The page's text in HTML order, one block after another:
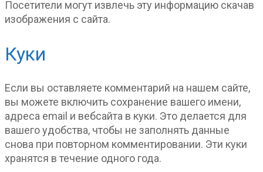
Посетители могут извлечь эту информацию скачав
изображения с сайта.
Куки
Если вы оставляете комментарий на нашем сайте,
вы можете включить сохранение вашего имени,
адреса email и вебсайта в куки. Это делается для
вашего удобства, чтобы не заполнять данные
снова при повторном комментировании. Эти куки
хранятся в течение одного года.